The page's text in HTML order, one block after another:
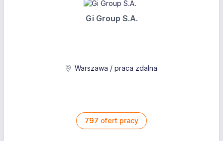
Gi Group S.A.
Warszawa / praca zdalna
797 ofert pracy